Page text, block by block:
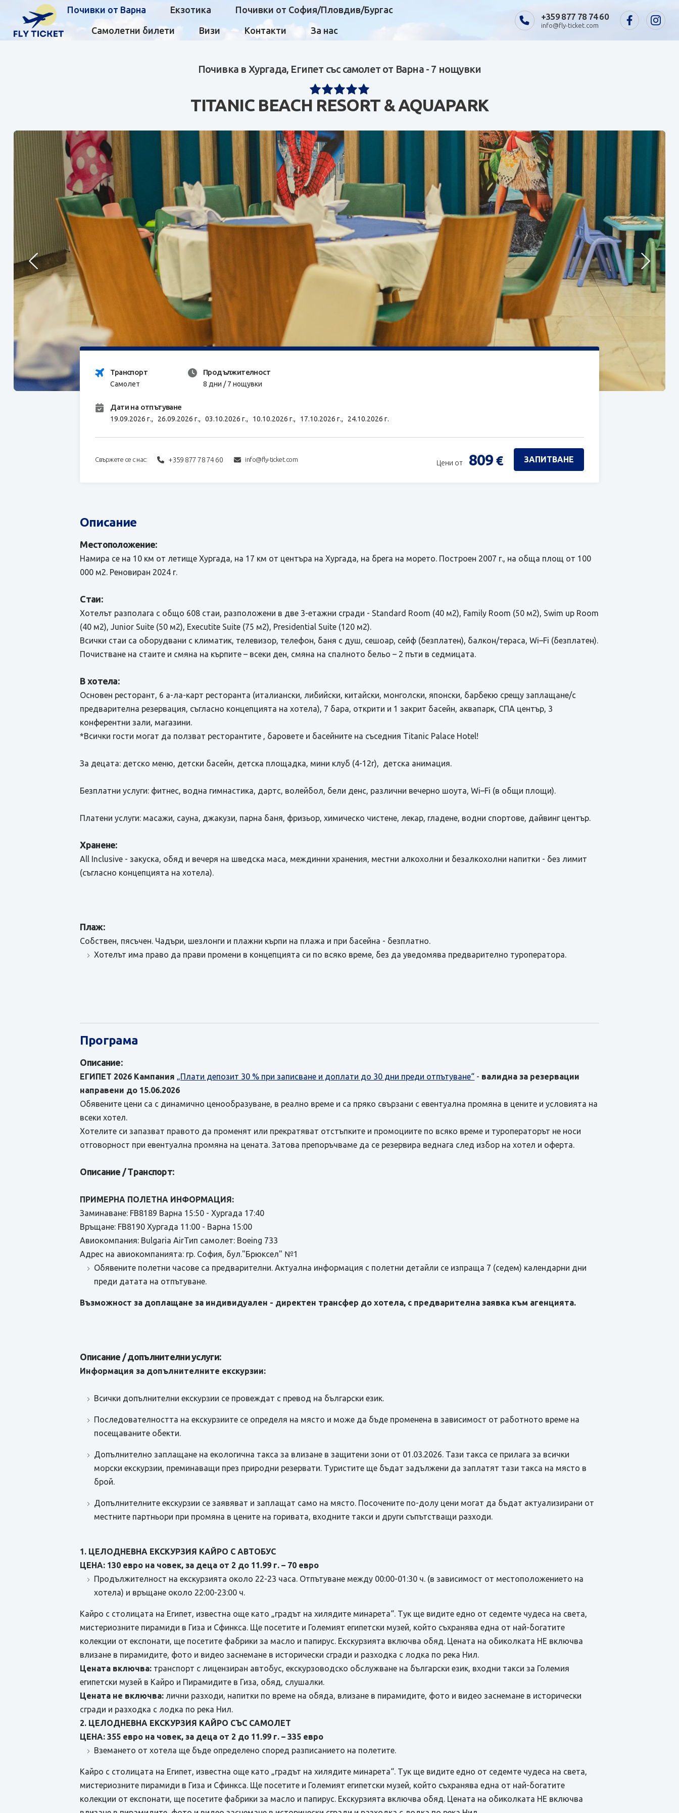
Почивки от Варна Екзотика Почивки от София/Пловдив/Бургас
Самолетни билети Визи Контакти За нас
+359 877 78 74 60
info@fly-ticket.com
Почивка в Хургада, Египет със самолет от Варна - 7 нощувки
TITANIC BEACH RESORT & AQUAPARK
Транспорт
Самолет
Продължителност
8 дни / 7 нощувки
Дати на отпътуване
19.09.2026 г., 26.09.2026 г.,03.10.2026 г., 10.10.2026 г., 17.10.2026 г., 24.10.2026 г.
Свържете се с нас: +359 877 78 74 60 info@fly-ticket.com Цени от 809 € ЗАПИТВАНЕ
Описание
Местоположение:
Намира се на 10 км от летище Хургада, на 17 км от центъра на Хургада, на брега на морето. Построен 2007 г., на обща площ от 100
000 м2. Реновиран 2024 г.
Стаи:
Хотелът разполага с общо 608 стаи, разположени в две 3-етажни сгради - Standard Room (40 м2), Family Room (50 м2), Swim up Room
(40 м2), Junior Suite (50 м2), Executite Suite (75 м2), Presidential Suite (120 м2).
Всички стаи са оборудвани с климатик, телевизор, телефон, баня с душ, сешоар, сейф (безплатен), балкон/тераса, Wi–Fi (безплатен).
Почистване на стаите и смяна на кърпите – всеки ден, смяна на спалното бельо – 2 пъти в седмицата.
В хотела:
Основен ресторант, 6 а-ла-карт ресторанта (италиански, либийски, китайски, монголски, японски, барбекю срещу заплащане/с
предварителна резервация, съгласно концепцията на хотела), 7 бара, открити и 1 закрит басейн, аквапарк, СПА център, 3
конферентни зали, магазини.
*Всички гости могат да ползват ресторантите , баровете и басейните на съседния Titanic Palace Hotel!
За децата: детскo меню, детски басейн, детска площадка, мини клуб (4-12г), детска анимация.
Безплатни услуги: фитнес, водна гимнастика, дартс, волейбол, бели денс, различни вечерно шоута, Wi–Fi (в общи площи).
Платени услуги: масажи, сауна, джакузи, парна баня, фризьор, химическо чистене, лекар, гладене, водни спортове, дайвинг център.
Хранене:
All Inclusive - закуска, обяд и вечеря на шведска маса, междинни хранения, местни алкохолни и безалкохолни напитки - без лимит
(съгласно концепцията на хотела).
Плаж:
Собствен, пясъчен. Чадъри, шезлонги и плажни кърпи на плажа и при басейна - безплатно.
Хотелът има право да прави промени в концепцията си по всяко време, без да уведомява предварително туроператора.
Програма
Описание:
ЕГИПЕТ 2026 Кампания „Плати депозит 30 % при записване и доплати до 30 дни преди отпътуване“ - валидна за резервации
направени до 15.06.2026
Обявените цени са с динамично ценообразуване, в реално време и са пряко свързани с евентуална промяна в цените и условията на
всеки хотел.
Хотелите си запазват правото да променят или прекратяват отстъпките и промоциите по всяко време и туроператорът не носи
отговорност при евентуална промяна на цената. Затова препоръчваме да се резервира веднага след избор на хотел и оферта.
Описание / Транспорт:
ПРИМЕРНА ПОЛЕТНА ИНФОРМАЦИЯ:
Заминаване: FB8189 Варна 15:50 - Хургада 17:40
Връщане: FB8190 Хургада 11:00 - Варна 15:00
Авиокомпания: Bulgaria AirТип самолет: Boeing 733
Адрес на авиокомпанията: гр. София, бул."Брюксел" №1
Обявените полетни часове са предварителни. Актуална информация с полетни детайли се изпраща 7 (седем) календарни дни
преди датата на отпътуване.
Възможност за доплащане за индивидуален - директен трансфер до хотела, с предварителна заявка към агенцията.
Описание / допълнителни услуги:
Информация за допълнителните екскурзии:
Всички допълнителни екскурзии се провеждат с превод на български език.
Последователността на екскурзиите се определя на място и може да бъде променена в зависимост от работното време на
посещаваните обекти.
Допълнително заплащане на екологична такса за влизане в защитени зони от 01.03.2026. Тази такса се прилага за всички
морски екскурзии, преминаващи през природни резервати. Туристите ще бъдат задължени да заплатят тази такса на място в
брой.
Допълнителните екскурзии се заявяват и заплащат само на място. Посочените по-долу цени могат да бъдат актуализирани от
местните партньори при промяна в цените на горивата, входните такси и други съпътстващи разходи.
1. ЦЕЛОДНЕВНА ЕКСКУРЗИЯ КАЙРО С АВТОБУС
ЦЕНА: 130 евро на човек, за деца от 2 до 11.99 г. – 70 евро
Продължителност на екскурзията около 22-23 часа. Отпътуване между 00:00-01:30 ч. (в зависимост от местоположението на
хотела) и връщане около 22:00-23:00 ч.
Кайро с столицата на Египет, известна още като „градът на хилядите минарета“. Тук ще видите едно от седемте чудеса на света,
мистериозните пирамиди в Гиза и Сфинкса. Ще посетите и Големият египетски музей, който съхранява една от най-богатите
колекции от експонати, ще посетите фабрики за масло и папирус. Екскурзията включва обяд. Цената на обиколката НЕ включва
влизане в пирамидите, фото и видео заснемане в исторически сгради и разходка с лодка по река Нил.
Цената включва: транспорт с лицензиран автобус, екскурзоводско обслужване на български език, входни такси за Големия
египетски музей в Кайро и Пирамидите в Гиза, обяд, слушалки.
Цената не включва: лични разходи, напитки по време на обяда, влизане в пирамидите, фото и видео заснемане в исторически
сгради и разходка с лодка по река Нил.
2. ЦЕЛОДНЕВНА ЕКСКУРЗИЯ КАЙРО СЪС САМОЛЕТ
ЦЕНА: 355 евро на човек, за деца от 2 до 11.99 г. – 335 евро
Вземането от хотела ще бъде определено според разписанието на полетите.
Кайро с столицата на Египет, известна още като „градът на хилядите минарета“. Тук ще видите едно от седемте чудеса на света,
мистериозните пирамиди в Гиза и Сфинкса. Ще посетите и Големият египетски музей, който съхранява една от най-богатите
колекции от експонати, ще посетите фабрики за масло и папирус. Екскурзията включва обяд. Цената на обиколката НЕ включва